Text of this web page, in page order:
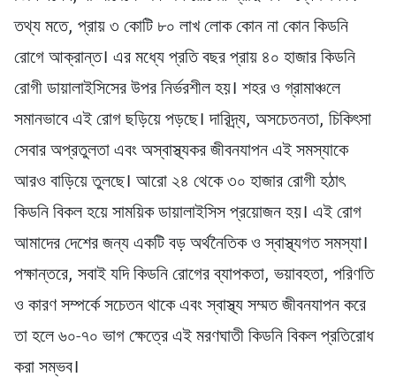
তথ্য মতে, প্রায় ৩ কোটি ৮০ লাখ লোক কোন না কোন কিডনি
রোগে আক্রান্ত। এর মধ্যে প্রতি বছর প্রায় ৪০ হাজার কিডনি
রোগী ডায়ালাইসিসের উপর নির্ভরশীল হয়। শহর ও গ্রামাঞ্চলে
সমানভাবে এই রোগ ছড়িয়ে পড়ছে। দারিদ্র্য, অসচেতনতা, চিকিৎসা
সেবার অপ্রতুলতা এবং অস্বাস্থ্যকর জীবনযাপন এই সমস্যাকে
আরও বাড়িয়ে তুলছে। আরো ২৪ থেকে ৩০ হাজার রোগী হঠাৎ
কিডনি বিকল হয়ে সাময়িক ডায়ালাইসিস প্রয়োজন হয়। এই রোগ
আমাদের দেশের জন্য একটি বড় অর্থনৈতিক ও স্বাস্থ্যগত সমস্যা।
পক্ষান্তরে, সবাই যদি কিডনি রোগের ব্যাপকতা, ভয়াবহতা, পরিণতি
ও কারণ সম্পর্কে সচেতন থাকে এবং স্বাস্থ্য সম্মত জীবনযাপন করে
তা হলে ৬০-৭০ ভাগ ক্ষেত্রে এই মরণঘাতী কিডনি বিকল প্রতিরোধ
করা সম্ভব।